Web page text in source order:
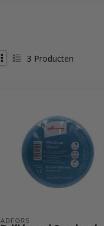
3 Producten
ADFORS